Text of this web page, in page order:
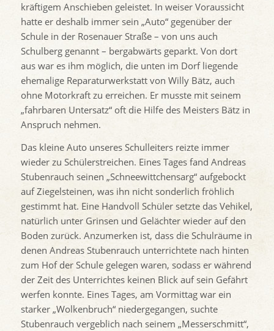
kräftigem Anschieben geleistet. In weiser Voraussicht
hatte er deshalb immer sein „Auto“ gegenüber der
Schule in der Rosenauer Straße – von uns auch
Schulberg genannt – bergabwärts geparkt. Von dort
aus war es ihm möglich, die unten im Dorf liegende
ehemalige Reparaturwerkstatt von Willy Bätz, auch
ohne Motorkraft zu erreichen. Er musste mit seinem
„fahrbaren Untersatz“ oft die Hilfe des Meisters Bätz in
Anspruch nehmen.
Das kleine Auto unseres Schulleiters reizte immer
wieder zu Schülerstreichen. Eines Tages fand Andreas
Stubenrauch seinen „Schneewittchensarg“ aufgebockt
auf Ziegelsteinen, was ihn nicht sonderlich fröhlich
gestimmt hat. Eine Handvoll Schüler setzte das Vehikel,
natürlich unter Grinsen und Gelächter wieder auf den
Boden zurück. Anzumerken ist, dass die Schulräume in
denen Andreas Stubenrauch unterrichtete nach hinten
zum Hof der Schule gelegen waren, sodass er während
der Zeit des Unterrichtes keinen Blick auf sein Gefährt
werfen konnte. Eines Tages, am Vormittag war ein
starker „Wolkenbruch“ niedergegangen, suchte
Stubenrauch vergeblich nach seinem „Messerschmitt“,